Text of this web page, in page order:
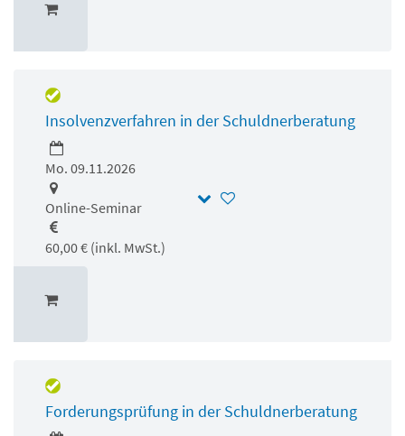
Insolvenzverfahren in der Schuldnerberatung
Mo. 09.11.2026
Online-Seminar
60,00 € (inkl. MwSt.)
Forderungsprüfung in der Schuldnerberatung